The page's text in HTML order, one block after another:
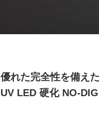
優れた完全性を備え
UV LED 硬化 NO-